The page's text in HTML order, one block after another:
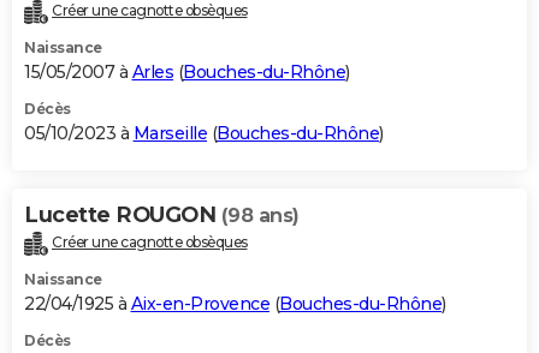
Créer une cagnotte obsèques
Naissance
15/05/2007 à Arles (Bouches-du-Rhône)
Décès
05/10/2023 à Marseille (Bouches-du-Rhône)
Lucette ROUGON (98 ans)
Créer une cagnotte obsèques
Naissance
22/04/1925 à Aix-en-Provence (Bouches-du-Rhône)
Décès